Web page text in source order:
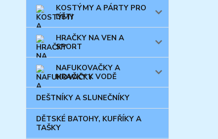
KOSTÝMY A PÁRTY PRO
DĚTI
HRAČKY NA VEN A
SPORT
NAFUKOVAČKY A
HRAČKY K VODĚ
DEŠTNÍKY A SLUNEČNÍKY
DĚTSKÉ BATOHY, KUFŘÍKY A
TAŠKY